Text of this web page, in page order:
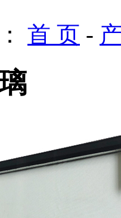
首 页 -